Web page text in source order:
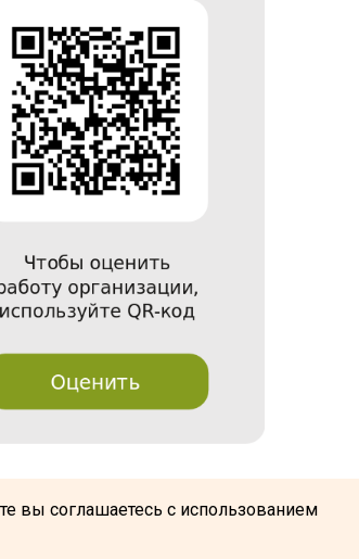
@
вы соглашаетесь с использованием